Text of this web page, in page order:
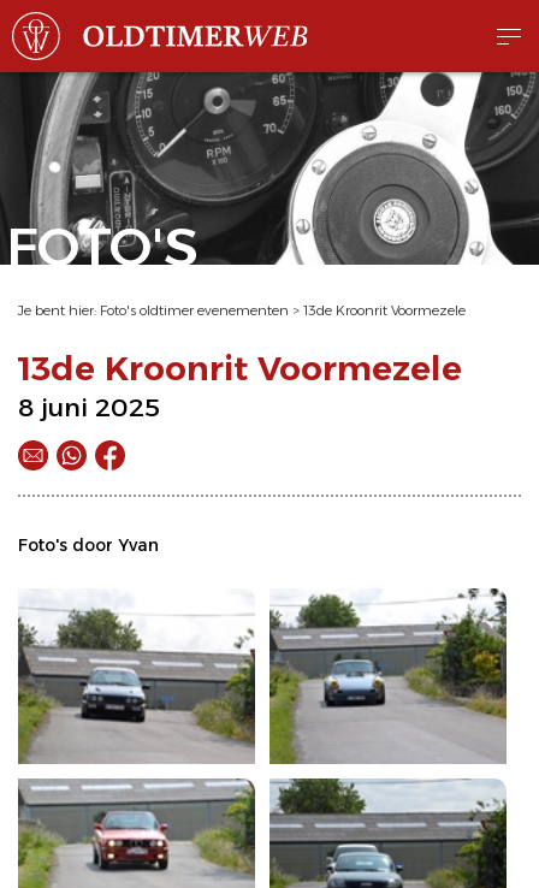
FOTO'S
Je bent hier: Foto's oldtimer evenementen > 13de Kroonrit Voormezele
13de Kroonrit Voormezele
8 juni 2025
Foto's door Yvan